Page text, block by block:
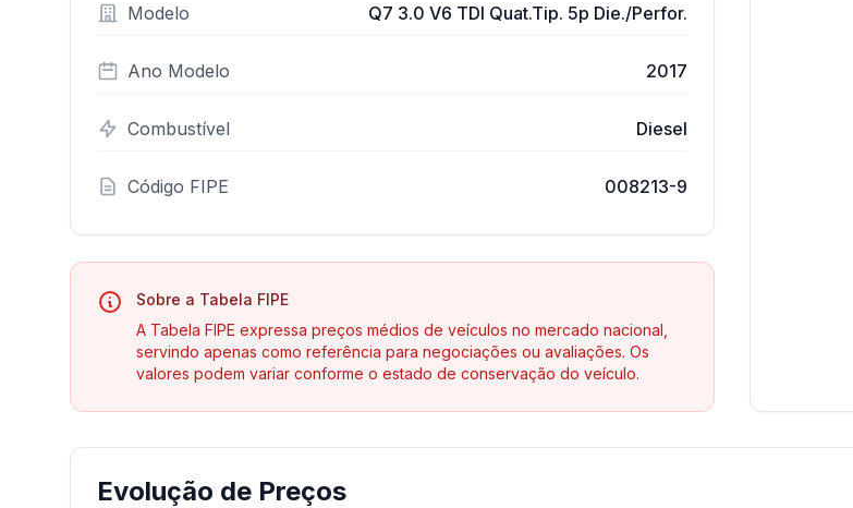
Modelo Q7 3.0 V6 TDI Quat.Tip. 5p Die./Perfor.
Ano Modelo 2017
Combustível Diesel
Código FIPE 008213-9
Sobre a Tabela FIPE
A Tabela FIPE expressa preços médios de veículos no mercado nacional,
servindo apenas como referência para negociações ou avaliações. Os
valores podem variar conforme o estado de conservação do veículo.
Evolução de Preços